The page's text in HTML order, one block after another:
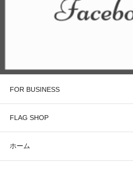
FOR BUSINESS
FLAG SHOP
ホーム